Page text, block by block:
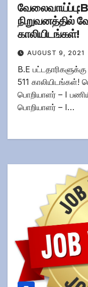
நிறுவனத்தில்
காலியிடங்கள்!
AUGUST 9, 2021
B.E
511 காலியிடங்கள்!
பொறியாளர் – I
பொறியாளர் – I…